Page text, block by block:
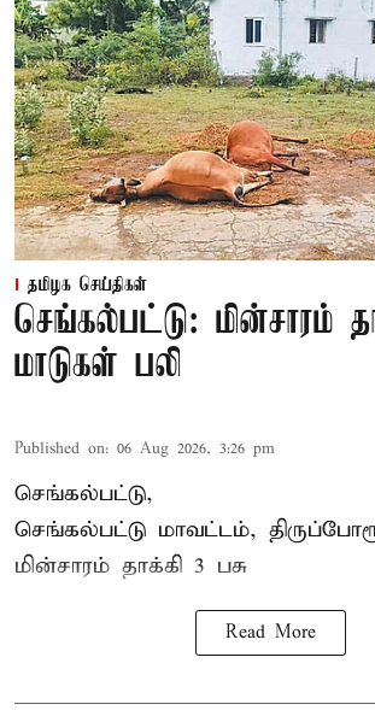
தமிழக செய்திகள்
செங்கல்பட்டு: மின்சாரம்
மாடுகள் பலி
Published on: 06 Aug 2026, 3:26 pm
செங்கல்பட்டு,
செங்கல்பட்டு மாவட்டம்,
மின்சாரம் தாக்கி 3 பசு
Read More